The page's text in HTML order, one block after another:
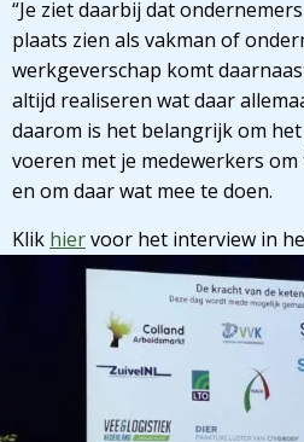
“Je ziet daarbij dat
plaats zien als vakman of
werkgeverschap komt
altijd realiseren wat daar
daarom is het belangrijk om
voeren met je medewerkers
en om daar wat mee te doen.
Klik hiervoor het interview in